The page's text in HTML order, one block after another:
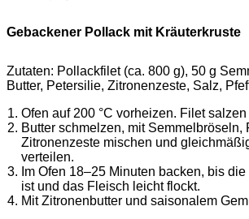
Gebackener Pollack mit Kräuterkruste
Zutaten: Pollackfilet (ca. 800 g), 50 g
Butter, Petersilie, Zitronenzeste, Salz,
Ofen auf 200 °C vorheizen. Filet
Butter schmelzen, mit Semmelbröseln,
Zitronenzeste mischen und
verteilen.
Im Ofen 18–25 Minuten backen, bis
ist und das Fleisch leicht flockt.
Mit Zitronenbutter und saisonalem